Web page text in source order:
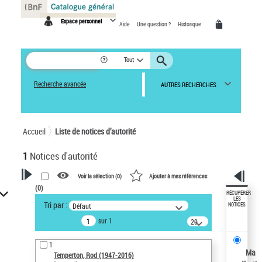
Espace personnel Aide Une question ? Historique
Tout
Recherche avancée AUTRES RECHERCHES
Accueil Liste de notices d’autorité
1 Notices d'autorité
VOTRE RECHERCHE
Recherche avancée dans les
notices d’autorité
Œuvres liées à l'auteur :
Temperton, Rod (1947-2016)
Voir la sélection (0) Ajouter à mes références
(0)
Tri par : Défaut
sur 1
20
résultats/page
1
Temperton, Rod (1947-2016)
RÉCUPÉRER
LES
NOTICES
Ma
Panneau de gestion des cookies